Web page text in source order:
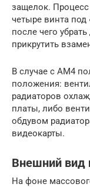
защелок.
четыре винта под
после чего
прикрутить
В случае с АМ4
положения:
радиаторов
платы, либо
обдувом
видеокарты.
Внешний вид
На фоне